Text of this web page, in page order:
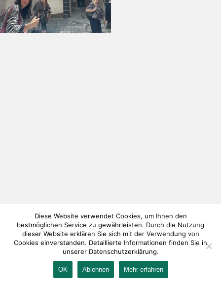
IMPRESSUM KONTAKT AGB DATENSCHUTZ
Diese Website verwendet Cookies, um Ihnen den
bestmöglichen Service zu gewährleisten. Durch die Nutzung
dieser Website erklären Sie sich mit der Verwendung von
Cookies einverstanden. Detaillierte Informationen finden Sie in
unserer Datenschutzerklärung.
OK Ablehnen Mehr erfahren